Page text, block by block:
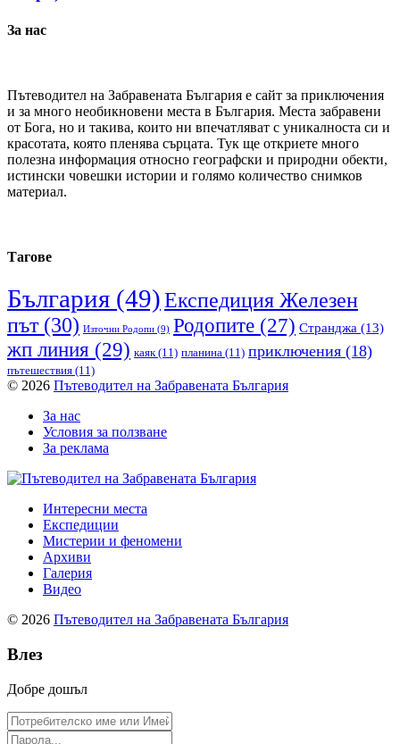
За нас
Пътеводител на Забравената България е сайт за приключения
и за много необикновени места в България. Места забравени
от Бога, но и такива, които ни впечатляват с уникалноста си и
красотата, която пленява сърцата. Тук ще откриете много
полезна информация относно географски и природни обекти,
истински човешки истории и голямо количество снимков
материал.
Тагове
България (49)Експедиция Железен
път(30) Източни Родопи (9) Родопите (27) Странджа (13)
жп линия (29) каяк(11) планина (11) приключения (18)
пътешествия (11)
© 2026 Пътеводител на Забравената България
За нас
Условия за ползване
За реклама
Интересни места
Експедиции
Мистерии и феномени
Архиви
Галерия
Видео
© 2026 Пътеводител на Забравената България
Влез
Добре дошъл